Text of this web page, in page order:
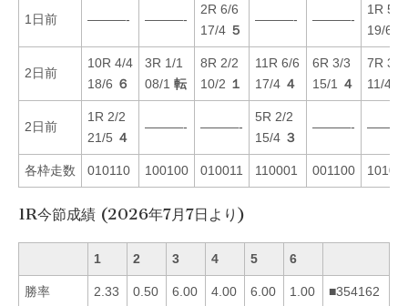
1日前 ———- ———-
2R 6/6
17/4 ５
———- ———-
1R 5/6
19/6
2日前
10R 4/4
18/6 ６
3R 1/1
08/1 転
8R 2/2
10/2 １
11R 6/6
17/4 ４
6R 3/3
15/1
４
7R 3/3
11/4
2日前
1R 2/2
21/5 ４
———- ———-
5R 2/2
15/4 ３
———-
各枠走数 010110 100100 010011 110001 001100
1R今節成績 (2026年7月7日より)
1 2 3 4 5 6
勝率 2.33 0.50 6.00 4.00 6.00 1.00 ■354162